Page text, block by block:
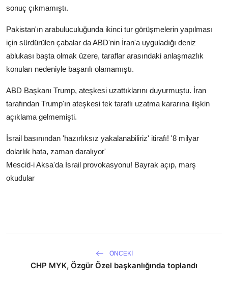
sonuç çıkmamıştı.
Pakistan'ın arabuluculuğunda ikinci tur görüşmelerin yapılması
için sürdürülen çabalar da ABD'nin İran'a uyguladığı deniz
ablukası başta olmak üzere, taraflar arasındaki anlaşmazlık
konuları nedeniyle başarılı olamamıştı.
ABD Başkanı Trump, ateşkesi uzattıklarını duyurmuştu. İran
tarafından Trump'ın ateşkesi tek taraflı uzatma kararına ilişkin
açıklama gelmemişti.
İsrail basınından 'hazırlıksız yakalanabiliriz' itirafı! '8 milyar
dolarlık hata, zaman daralıyor'
Mescid-i Aksa'da İsrail provokasyonu! Bayrak açıp, marş
okudular
ÖNCEKI
CHP MYK, Özgür Özel başkanlığında toplandı